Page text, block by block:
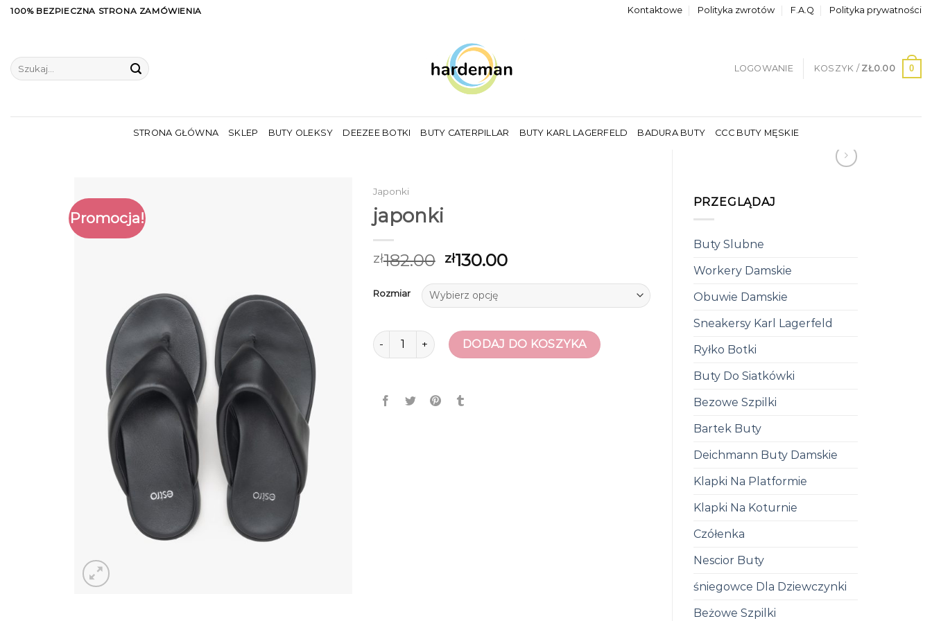
Skip100% BEZPIECZNA STRONA ZAMÓWIENIA Kontaktowe Polityka zwrotów F.A.Q Polityka prywatności
Szukaj:
LOGOWANIE KOSZYK / ZŁ0.00 0
STRONA GŁÓWNA SKLEP BUTY OLEKSY DEEZEE BOTKI BUTY CATERPILLAR BUTY KARL LAGERFELD BADURA BUTY CCC BUTY MĘSKIE
PRZEGLĄDAJ
Buty Slubne
Workery Damskie
Obuwie Damskie
Sneakersy Karl Lagerfeld
Ryłko Botki
Buty Do Siatkówki
Bezowe Szpilki
Bartek Buty
Deichmann Buty Damskie
Klapki Na Platformie
Klapki Na Koturnie
Czółenka
Nescior Buty
śniegowce Dla Dziewczynki
Beżowe Szpilki
Promocja!
Japonki
japonki
zł182.00 zł130.00
Rozmiar
ilość japonki DODAJ DO KOSZYKA